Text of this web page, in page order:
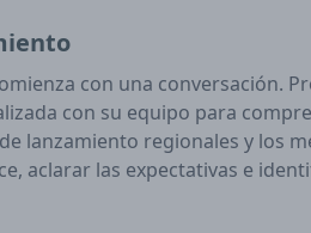
con una conversación.
con su equipo para
lanzamiento regionales y los
aclarar las expectativas e